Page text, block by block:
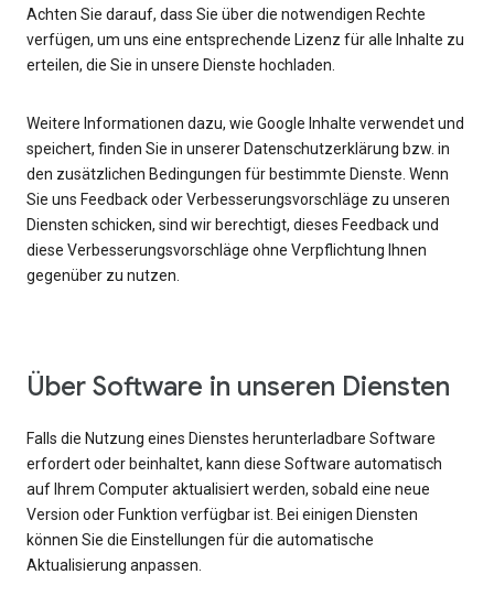
Achten Sie darauf, dass Sie über die notwendigen Rechte
verfügen, um uns eine entsprechende Lizenz für alle Inhalte zu
erteilen, die Sie in unsere Dienste hochladen.
Weitere Informationen dazu, wie Google Inhalte verwendet und
speichert, finden Sie in unserer Datenschutzerklärung bzw. in
den zusätzlichen Bedingungen für bestimmte Dienste. Wenn
Sie uns Feedback oder Verbesserungsvorschläge zu unseren
Diensten schicken, sind wir berechtigt, dieses Feedback und
diese Verbesserungsvorschläge ohne Verpflichtung Ihnen
gegenüber zu nutzen.
Über Software in unseren Diensten
Falls die Nutzung eines Dienstes herunterladbare Software
erfordert oder beinhaltet, kann diese Software automatisch
auf Ihrem Computer aktualisiert werden, sobald eine neue
Version oder Funktion verfügbar ist. Bei einigen Diensten
können Sie die Einstellungen für die automatische
Aktualisierung anpassen.